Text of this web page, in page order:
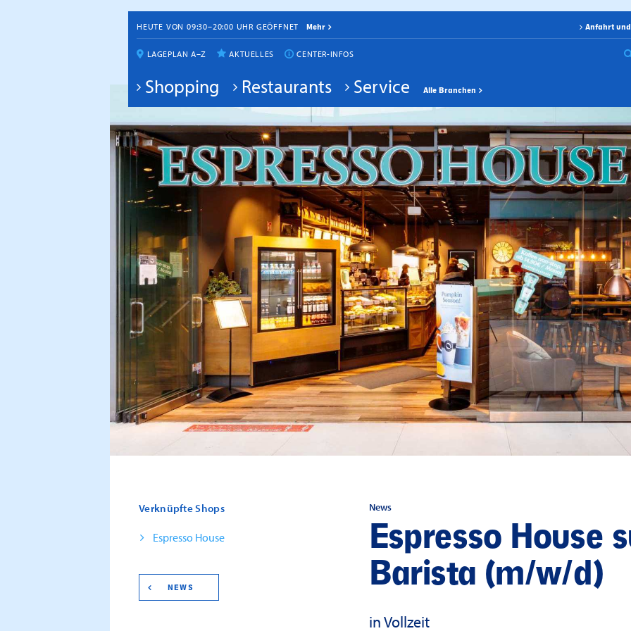
HEUTE VON 09:30–20:00 UHR GEÖFFNET Mehr Anfahrt
LAGEPLAN A–Z AKTUELLES CENTER-INFOS
Shopping Restaurants Service Alle Branchen
News
Espresso House
Barista (m/w/d)
in Vollzeit
Verknüpfte Shops
Espresso House
NEWS